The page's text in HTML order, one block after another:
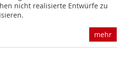
nicht realisierte Entwürfe zu
mehr